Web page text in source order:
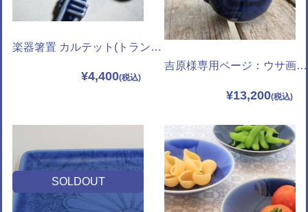
楽器箸置 カルテット(トランペット ヴァイオリン サキソホン ホルン) 4種セット
¥4,400
吉原様専用ページ：ウサ画マグカップ(左利き用)
¥13,200
SOLDOUT